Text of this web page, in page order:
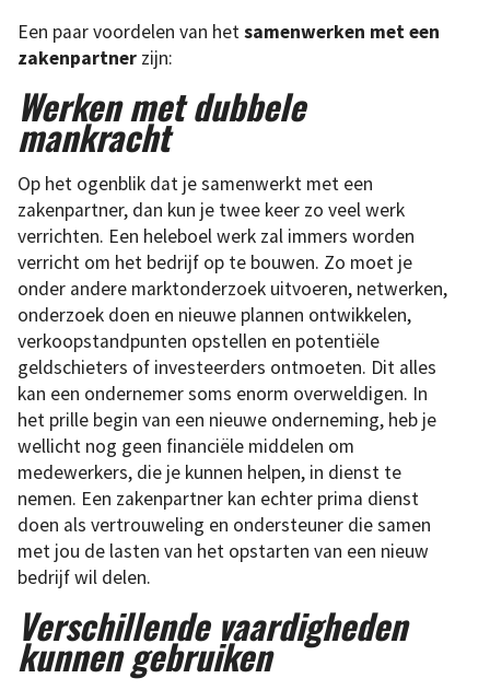
Een paar voordelen van hetsamenwerken met een
zakenpartner zijn:
Werken met dubbele
mankracht
Op het ogenblik dat je samenwerkt met een
zakenpartner, dan kun je twee keer zo veel werk
verrichten. Een heleboel werk zal immers worden
verricht om het bedrijf op te bouwen. Zo moet je
onder andere marktonderzoek uitvoeren, netwerken,
onderzoek doen en nieuwe plannen ontwikkelen,
verkoopstandpunten opstellen en potentiële
geldschieters of investeerders ontmoeten. Dit alles
kan een ondernemer soms enorm overweldigen. In
het prille begin van een nieuwe onderneming, heb je
wellicht nog geen financiële middelen om
medewerkers, die je kunnen helpen, in dienst te
nemen. Een zakenpartner kan echter prima dienst
doen als vertrouweling en ondersteuner die samen
met jou de lasten van het opstarten van een nieuw
bedrijf wil delen.
Verschillende vaardigheden
kunnen gebruiken